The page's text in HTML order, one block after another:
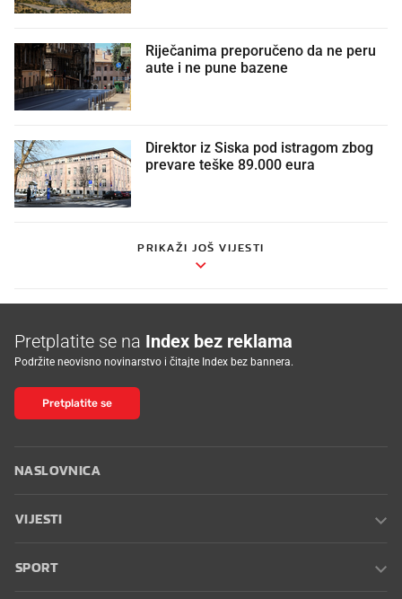
Riječanima preporučeno da ne peru
aute i ne pune bazene
Direktor iz Siska pod istragom zbog
prevare teške 89.000 eura
PRIKAŽI JOŠ VIJESTI
Pretplatite se na Index bez reklama
Podržite neovisno novinarstvo i čitajte Index bez bannera.
Pretplatite se
NASLOVNICA
VIJESTI
SPORT